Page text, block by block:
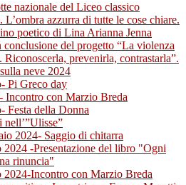
nazionale del Liceo classico
L’ombra azzurra di tutte le cose chiare.
poetico di Lina Arianna Jenna
conclusione del progetto “La violenza
Riconoscerla, prevenirla, contrastarla”.
neve 2024
Pi Greco day
Incontro con Marzio Breda
Festa della Donna
nell’”Ulisse”
2024- Saggio di chitarra
2024 -Presentazione del libro "Ogni
rinuncia"
2024-Incontro con Marzio Breda